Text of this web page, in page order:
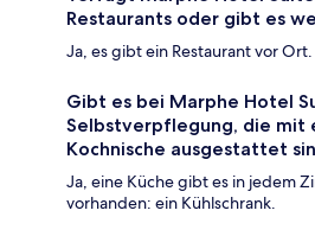
Restaurants oder gibt es
Ja, es gibt ein Restaurant vor Ort.
Gibt es bei Marphe Hotel
Selbstverpflegung, die mit
Kochnische ausgestattet
Ja, eine Küche gibt es in jedem
vorhanden: ein Kühlschrank.